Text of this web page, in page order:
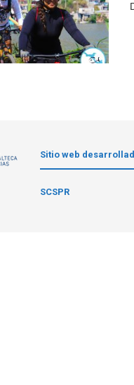
Sitio web
SCSPR